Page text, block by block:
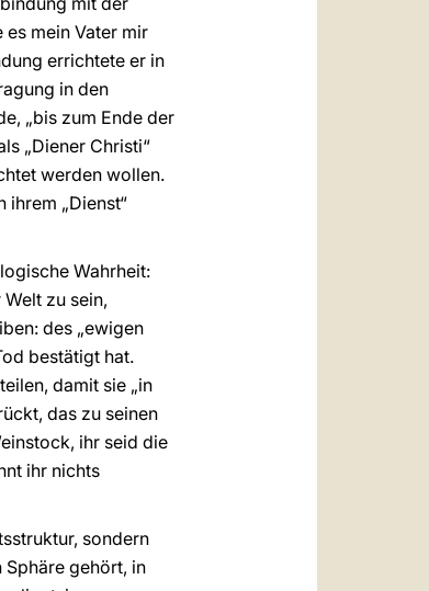
mein Vater mir
errichtete er in
in den
„bis zum Ende der
„Diener Christi“
werden wollen.
„Dienst“
Wahrheit:
zu sein,
des „ewigen
bestätigt hat.
damit sie „in
das zu seinen
ihr seid die
ihr nichts
sondern
gehört, in